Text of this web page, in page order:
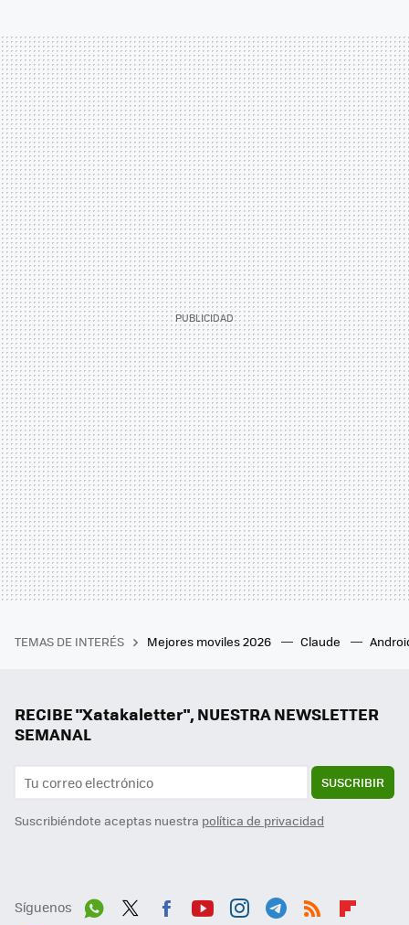
TEMAS DE INTERÉS Mejores moviles 2026 Claude
RECIBE "Xatakaletter", NUESTRA NEWSLETTER
SEMANAL
SUSCRIBIR
Suscribiéndote aceptas nuestra política de privacidad
Síguenos